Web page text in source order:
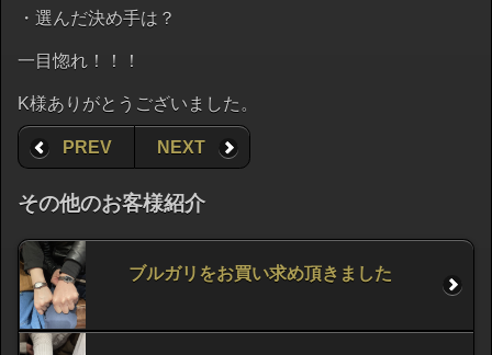
・選んだ決め手は？
一目惚れ！！！
K様ありがとうございました。
PREV NEXT
その他のお客様紹介
ブルガリをお買い求め頂きました